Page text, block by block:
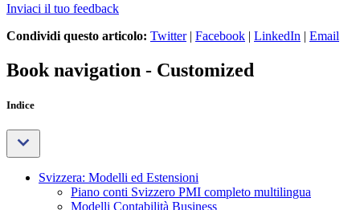
Inviaci il tuo feedback
Condividi questo articolo: Twitter| Facebook | LinkedIn | Email
Book navigation - Customized
Indice
Svizzera: Modelli ed Estensioni
Piano conti Svizzero PMI completo multilingua
Modelli Contabilità Business